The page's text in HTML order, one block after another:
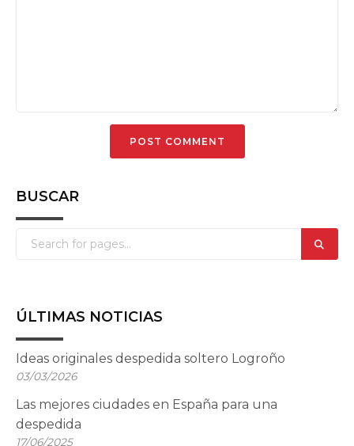
BUSCAR
ÚLTIMAS NOTICIAS
Ideas originales despedida soltero Logroño
03/03/2026
Las mejores ciudades en España para una
despedida
17/06/2025